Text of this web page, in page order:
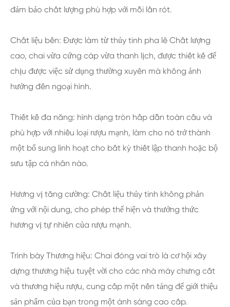
đảm bảo chất lượng phù hợp với mỗi lần rót.
Chất liệu bền: Được làm từ thủy tinh pha lê Chất lượng
cao, chai vừa cứng cáp vừa thanh lịch, được thiết kế để
chịu được việc sử dụng thường xuyên mà không ảnh
hưởng đến ngoại hình.
Thiết kế đa năng: hình dạng tròn hấp dẫn toàn cầu và
phù hợp với nhiều loại rượu mạnh, làm cho nó trở thành
một bổ sung linh hoạt cho bất kỳ thiết lập thanh hoặc bộ
sưu tập cá nhân nào.
Hương vị tăng cường: Chất liệu thủy tinh không phản
ứng với nội dung, cho phép thể hiện và thưởng thức
hương vị tự nhiên của rượu mạnh.
Trình bày Thương hiệu: Chai đóng vai trò là cơ hội xây
dựng thương hiệu tuyệt vời cho các nhà máy chưng cất
và thương hiệu rượu, cung cấp một nền tảng để giới thiệu
sản phẩm của bạn trong một ánh sáng cao cấp.